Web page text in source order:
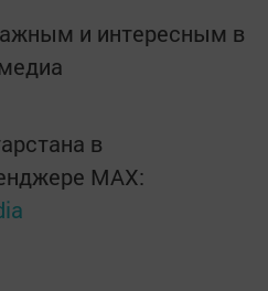
и интересным в
в
MАХ: